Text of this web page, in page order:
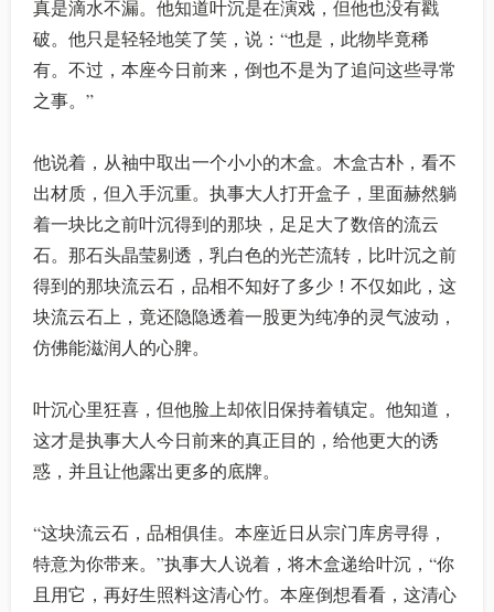
真是滴水不漏。他知道叶沉是在演戏，但他也没有戳
破。他只是轻轻地笑了笑，说：“也是，此物毕竟稀
有。不过，本座今日前来，倒也不是为了追问这些寻常
之事。”
他说着，从袖中取出一个小小的木盒。木盒古朴，看不
出材质，但入手沉重。执事大人打开盒子，里面赫然躺
着一块比之前叶沉得到的那块，足足大了数倍的流云
石。那石头晶莹剔透，乳白色的光芒流转，比叶沉之前
得到的那块流云石，品相不知好了多少！不仅如此，这
块流云石上，竟还隐隐透着一股更为纯净的灵气波动，
仿佛能滋润人的心脾。
叶沉心里狂喜，但他脸上却依旧保持着镇定。他知道，
这才是执事大人今日前来的真正目的，给他更大的诱
惑，并且让他露出更多的底牌。
“这块流云石，品相俱佳。本座近日从宗门库房寻得，
特意为你带来。”执事大人说着，将木盒递给叶沉，“你
且用它，再好生照料这清心竹。本座倒想看看，这清心